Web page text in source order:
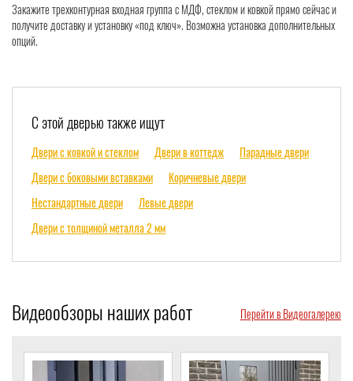
Закажите трехконтурная входная группа с МДФ, стеклом и ковкой прямо сейчас и
получите доставку и установку «под ключ». Возможна установка дополнительных
опций.
С этой дверью также ищут
Двери с ковкой и стеклом Двери в коттедж
Парадные двери
Двери с боковыми вставками
Коричневые двери
Нестандартные двери
Левые двери
Двери с толщиной металла 2 мм
Видеообзоры наших работ Перейти в Видеогалерею